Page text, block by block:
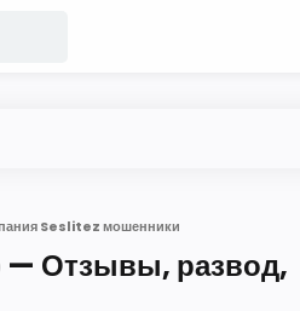
Seslitez мошенники
— Отзывы, развод,